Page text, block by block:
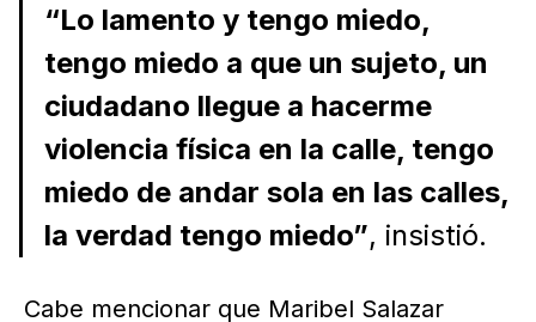
“Lo lamento y tengo miedo,
tengo miedo a que un sujeto, un
ciudadano llegue a hacerme
violencia física en la calle, tengo
miedo de andar sola en las calles,
la verdad tengo miedo”, insistió.
Cabe mencionar que Maribel Salazar